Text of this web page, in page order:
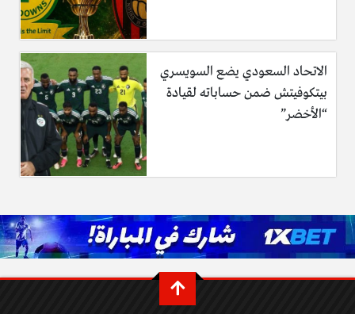
الاتحاد السعودي يضع السويسري
بيتكوفيتش ضمن حساباته لقيادة
“الأخضر”